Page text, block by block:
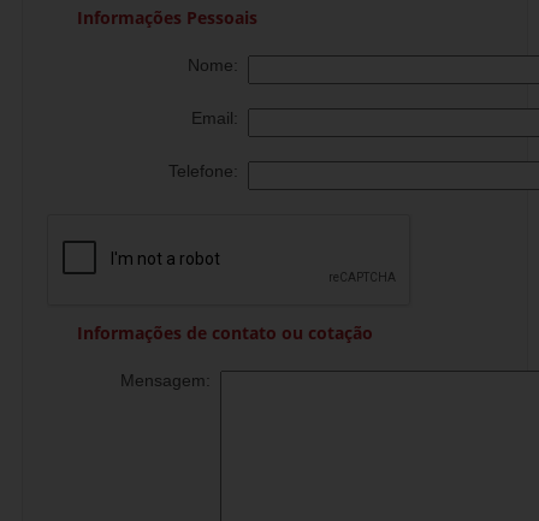
Informações Pessoais
Nome:
Email:
Telefone:
Informações de contato ou cotação
Mensagem: